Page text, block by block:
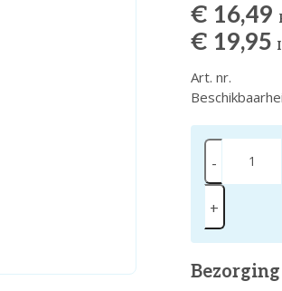
€ 16,49
€ 19,95
Art. nr.
-
+